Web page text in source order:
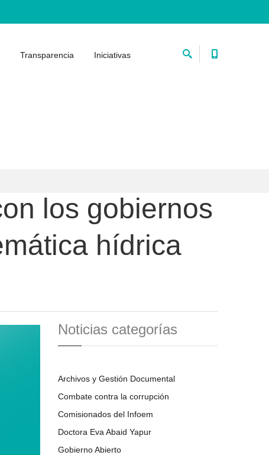
Transparencia Iniciativas
los gobiernos
hídrica
Noticias categorías
Archivos y Gestión Documental
Combate contra la corrupción
Comisionados del Infoem
Doctora Eva Abaid Yapur
Gobierno Abierto